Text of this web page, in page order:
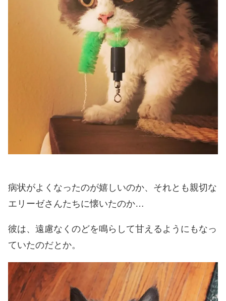
病状がよくなったのが嬉しいのか、それとも親切な
エリーゼさんたちに懐いたのか…
彼は、遠慮なくのどを鳴らして甘えるようにもなっ
ていたのだとか。